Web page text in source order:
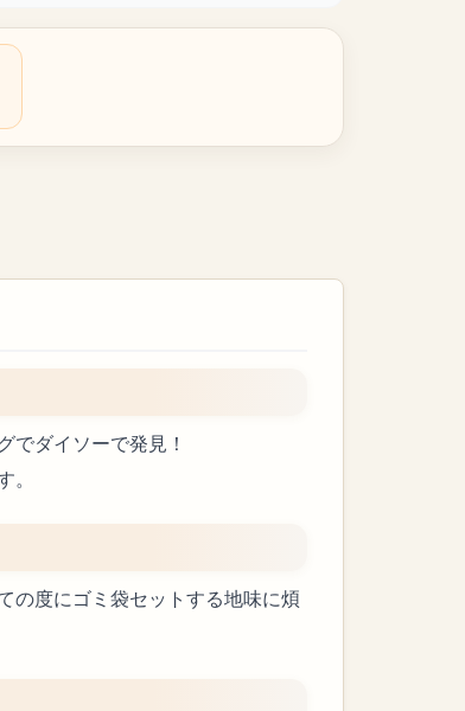
でダイソーで発見！
。
の度にゴミ袋セットする地味に煩